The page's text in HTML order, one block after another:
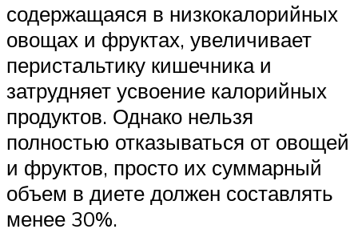
содержащаяся в низкокалорийных
овощах и фруктах, увеличивает
перистальтику кишечника и
затрудняет усвоение калорийных
продуктов. Однако нельзя
полностью отказываться от овощей
и фруктов, просто их суммарный
объем в диете должен составлять
менее 30%.